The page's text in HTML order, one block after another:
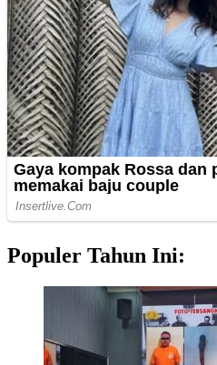
Populer Tahun Ini: